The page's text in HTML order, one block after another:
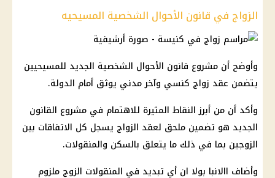
الزواج في قانون الأحوال الشخصية المسيحيه
وأوضح أن مشروع قانون الأحوال الشخصية الجديد للمسيحيين
يتضمن عقد زواج كنسي وآخر مدني يوثق أمام الدولة.
وأكد أن من أبرز النقاط المثيرة للاهتمام في مشروع القانون
الجديد هو تضمين ملحق لعقد الزواج يسجل كل الاتفاقات بين
الزوجين بما في ذلك ما يتعلق بالسكن والمنقولات.
وأضاف االانبا بولا ان أي تبديد في المنقولات الزوج ملزوم